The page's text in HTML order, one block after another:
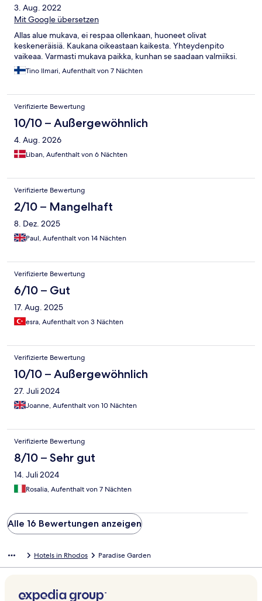
3. Aug. 2022
Mit Google übersetzen
Allas alue mukava, ei respaa ollenkaan, huoneet olivat
keskeneräisiä. Kaukana oikeastaan kaikesta. Yhteydenpito
vaikeaa. Varmasti mukava paikka, kunhan se saadaan valmiiksi.
Tino Ilmari, Aufenthalt von 7 Nächten
Verifizierte Bewertung
10/10 – Außergewöhnlich
4. Aug. 2026
Liban, Aufenthalt von 6 Nächten
Verifizierte Bewertung
2/10 – Mangelhaft
8. Dez. 2025
Paul, Aufenthalt von 14 Nächten
Verifizierte Bewertung
6/10 – Gut
17. Aug. 2025
esra, Aufenthalt von 3 Nächten
Verifizierte Bewertung
10/10 – Außergewöhnlich
27. Juli 2024
Joanne, Aufenthalt von 10 Nächten
Verifizierte Bewertung
8/10 – Sehr gut
14. Juli 2024
Rosalia, Aufenthalt von 7 Nächten
Alle 16 Bewertungen anzeigen
Hotels in Rhodos Paradise Garden